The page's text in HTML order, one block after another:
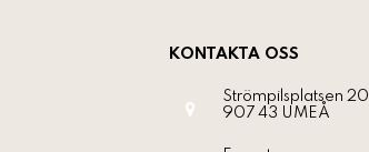
KONTAKTA OSS
Strömpilsplatsen 20
907 43 UMEÅ